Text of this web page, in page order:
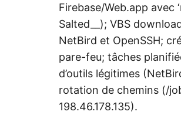
Firebase/Web.app avec
Salted__); VBS
NetBird et OpenSSH;
pare-feu; tâches
d’outils légitimes
rotation de chemins (/
198.46.178.135).